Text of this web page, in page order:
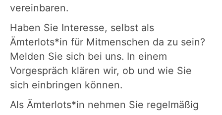
vereinbaren.
Haben Sie Interesse, selbst als
Ämterlots*in für Mitmenschen da zu sein?
Melden Sie sich bei uns. In einem
Vorgespräch klären wir, ob und wie Sie
sich einbringen können.
Als Ämterlots*in nehmen Sie regelmäßig